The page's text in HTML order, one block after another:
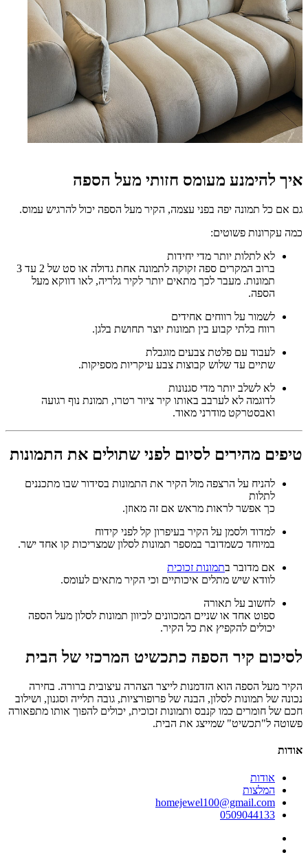
איך להימנע מעומס חזותי מעל הספה
גם אם כל תמונה יפה בפני עצמה, הקיר מעל הספה יכול להרגיש עמוס.
כמה עקרונות פשוטים:
לא לתלות יותר מדי יחידות
ברוב המקרים ספה זקוקה לתמונה אחת גדולה או סט של 2 עד 3
תמונות. מעבר לכך מתאים יותר לקיר גלריה, לאו דווקא מעל
הספה.
לשמור על רווחים אחידים
רווח בלתי קבוע בין תמונות יוצר תחושת בלגן.
לעבוד עם פלטת צבעים מוגבלת
שתיים עד שלוש קבוצות צבע עיקריות מספיקות.
לא לשלב יותר מדי סגנונות
לדוגמה לא לערבב באותו קיר ציור רטרו, תמונת נוף רגועה
ואבסטרקט מודרני מאוד.
טיפים מהירים לסיום לפני שתולים את התמונות
להניח על הרצפה מול הקיר את התמונות בסידור שבו מתכננים
לתלות
כך אפשר לראות מראש אם זה מאוזן.
למדוד ולסמן על הקיר בעיפרון קל לפני קידוח
במיוחד כשמדובר במספר תמונות לסלון שמצריכות קו אחד ישר.
אם מדובר בתמונות זכוכית
לוודא שיש מתלים איכותיים וכי הקיר מתאים לעומס.
לחשוב על תאורה
ספוט אחד או שניים המכוונים לכיוון תמונות לסלון מעל הספה
יכולים להקפיץ את כל הקיר.
לסיכום קיר הספה כתכשיט המרכזי של הבית
הקיר מעל הספה הוא הזדמנות לייצר הצהרה עיצובית ברורה. בחירה
נכונה של תמונות לסלון, הבנה של פרופורציות, גובה תלייה וסגנון, ושילוב
חכם של חומרים כמו קנבס ותמונות זכוכית, יכולים להפוך אותו מתפאורה
פשוטה ל"תכשיט" שמייצג את הבית.
אודות
אודות
המלצות
homejewel100@gmail.com
0509044133